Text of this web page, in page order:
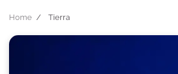
Home Tierra